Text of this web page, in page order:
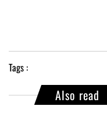
Tags :
Also read